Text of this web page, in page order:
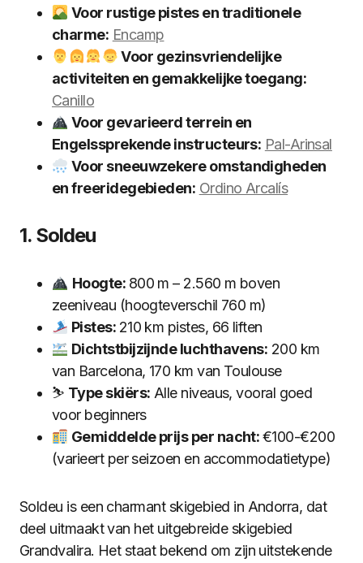
Voor rustige pistes en traditionele
charme: Encamp
Voor gezinsvriendelijke
activiteiten en gemakkelijke toegang:
Canillo
Voor gevarieerd terrein en
Engelssprekende instructeurs: Pal-Arinsal
Voor sneeuwzekere omstandigheden
en freeridegebieden: Ordino Arcalís
1. Soldeu
Hoogte: 800 m – 2.560 m boven
zeeniveau (hoogteverschil 760 m)
Pistes: 210 km pistes, 66 liften
Dichtstbijzijnde luchthavens: 200 km
van Barcelona, 170 km van Toulouse
⛷️ Type skiërs: Alle niveaus, vooral goed
voor beginners
Gemiddelde prijs per nacht:€100-€200
(varieert per seizoen en accommodatietype)
Soldeu is een charmant skigebied in Andorra, dat
deel uitmaakt van het uitgebreide skigebied
Grandvalira. Het staat bekend om zijn uitstekende